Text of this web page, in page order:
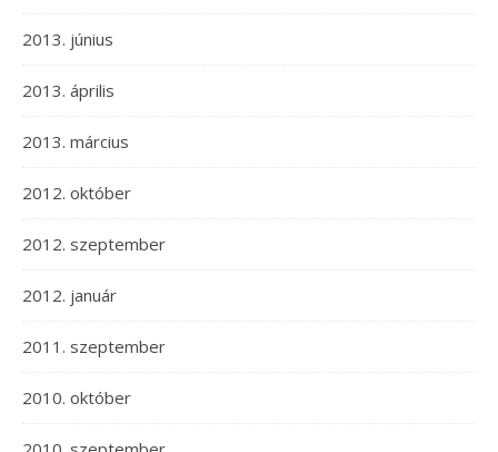
2013. június
2013. április
2013. március
2012. október
2012. szeptember
2012. január
2011. szeptember
2010. október